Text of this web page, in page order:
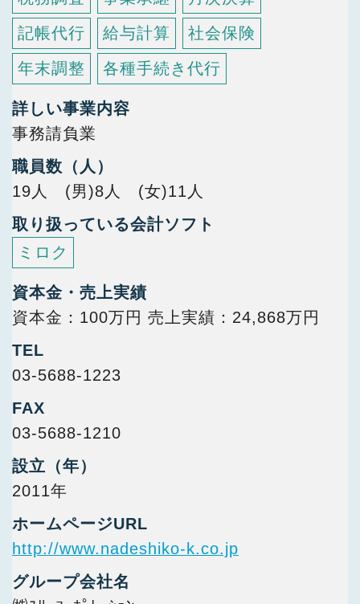
記帳代行
給与計算
社会保険
年末調整
各種手続き代行
詳しい事業内容
事務請負業
職員数（人）
19人 (男)8人 (女)11人
取り扱っている会計ソフト
ミロク
資本金・売上実績
資本金：100万円 売上実績：24,868万円
TEL
03-5688-1223
FAX
03-5688-1210
設立（年）
2011年
ホームページURL
http://www.nadeshiko-k.co.jp
グループ会社名